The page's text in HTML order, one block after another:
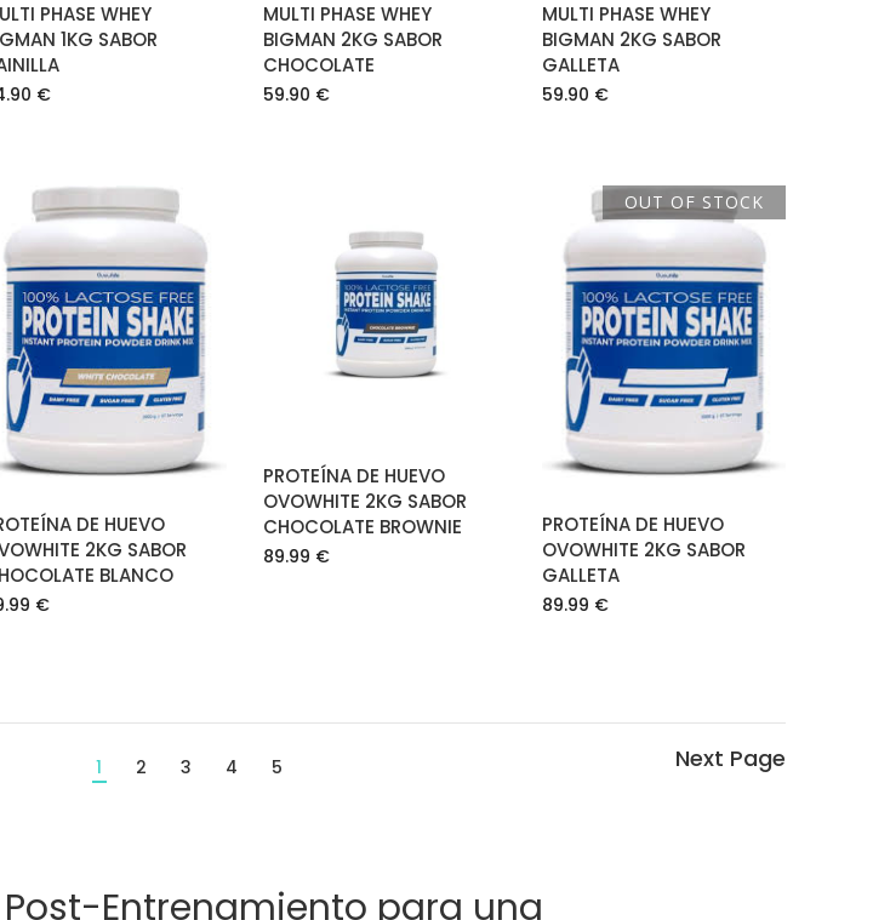
PHASE WHEY
1KG SABOR
€
MULTI PHASE WHEY
BIGMAN 2KG SABOR
CHOCOLATE
59.90 €
MULTI PHASE WHEY
BIGMAN 2KG SABOR
GALLETA
59.90 €
AÑADIR AL
CARRITO
DE HUEVO
2KG SABOR
BLANCO
€
AÑADIR AL
CARRITO
PROTEÍNA DE HUEVO
OVOWHITE 2KG SABOR
CHOCOLATE BROWNIE
89.99 €
OUT OF STOCK
LEER MÁS
PROTEÍNA DE HUEVO
OVOWHITE 2KG SABOR
GALLETA
89.99 €
1 2 3 4 5
Entrenamiento para una